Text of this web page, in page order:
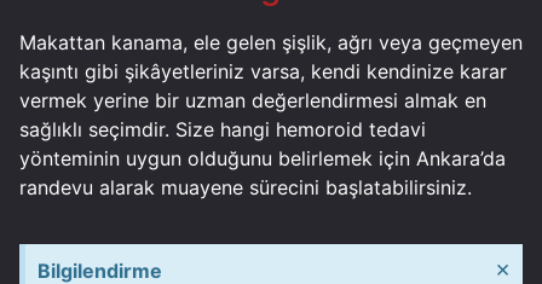
Makattan kanama, ele gelen şişlik, ağrı veya geçmeyen
kaşıntı gibi şikâyetleriniz varsa, kendi kendinize karar
vermek yerine bir uzman değerlendirmesi almak en
sağlıklı seçimdir. Size hangi hemoroid tedavi
yönteminin uygun olduğunu belirlemek için Ankara’da
randevu alarak muayene sürecini başlatabilirsiniz.
Bilgilendirme ×